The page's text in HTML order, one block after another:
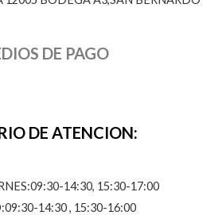
DE PAGO
DE ATENCION:
14:30, 15:30-17:00
14:30 , 15:30-16:00